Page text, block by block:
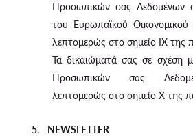
Προσωπικών σας Δεδομένων
του Ευρωπαϊκού
λεπτομερώς στο σημείο IX της
Τα δικαιώματά σας σε σχέση
Προσωπικών σας
λεπτομερώς στο σημείο X της
5. NEWSLETTER